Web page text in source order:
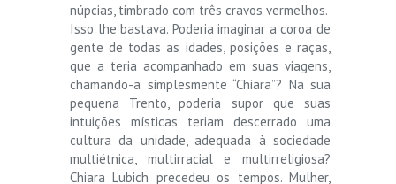
núpcias, timbrado com três cravos vermelhos.
Isso lhe bastava. Poderia imaginar a coroa de
gente de todas as idades, posições e raças,
que a teria acompanhado em suas viagens,
chamando-a simplesmente “Chiara”? Na sua
pequena Trento, poderia supor que suas
intuições místicas teriam descerrado uma
cultura da unidade, adequada à sociedade
multiétnica, multirracial e multirreligiosa?
Chiara Lubich precedeu os tempos. Mulher,